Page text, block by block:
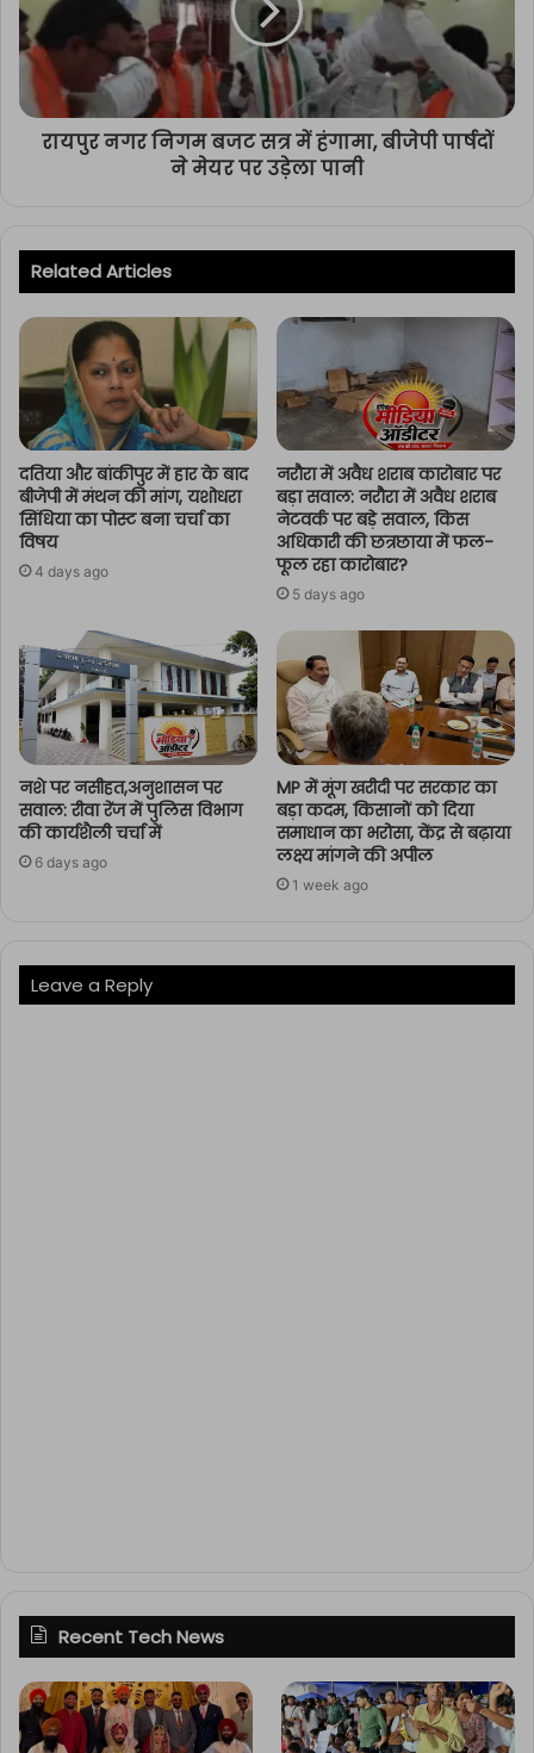
रायपुर नगर निगम बजट सत्र में हंगामा, बीजेपी पार्षदों
ने मेयर पर उड़ेला पानी
Related Articles
दतिया और बांकीपुर में हार के बाद
बीजेपी में मंथन की मांग, यशोधरा
सिंधिया का पोस्ट बना चर्चा का
विषय
4 days ago
नरौरा में अवैध शराब कारोबार पर
बड़ा सवाल: नरौरा में अवैध शराब
नेटवर्क पर बड़े सवाल, किस
अधिकारी की छत्रछाया में फल-
फूल रहा कारोबार?
5 days ago
नशे पर नसीहत,अनुशासन पर
सवाल: रीवा रेंज में पुलिस विभाग
की कार्यशैली चर्चा में
6 days ago
MP में मूंग खरीदी पर सरकार का
बड़ा कदम, किसानों को दिया
समाधान का भरोसा, केंद्र से बढ़ाया
लक्ष्य मांगने की अपील
1 week ago
Leave a Reply
Recent Tech News